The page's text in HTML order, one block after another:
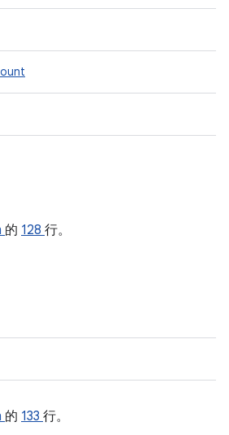
的 128 行。
的 133 行。